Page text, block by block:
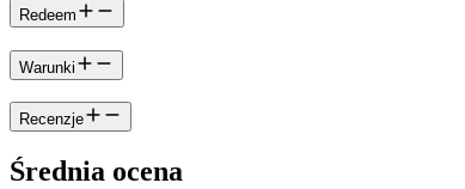
Redeem
Warunki
Recenzje
Średnia ocena